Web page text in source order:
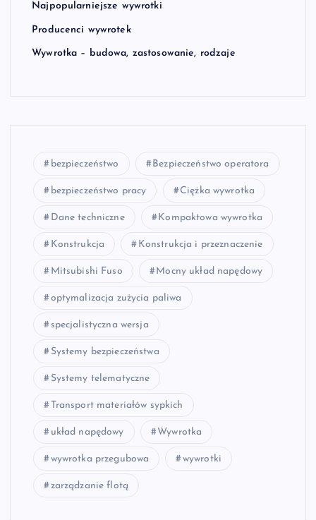
Najpopularniejsze wywrotki
Producenci wywrotek
Wywrotka – budowa, zastosowanie, rodzaje
bezpieczeństwo Bezpieczeństwo operatora
bezpieczeństwo pracy Ciężka wywrotka
Dane techniczne Kompaktowa wywrotka
Konstrukcja Konstrukcja i przeznaczenie
Mitsubishi Fuso Mocny układ napędowy
optymalizacja zużycia paliwa
specjalistyczna wersja
Systemy bezpieczeństwa
Systemy telematyczne
Transport materiałów sypkich
układ napędowy Wywrotka
wywrotka przegubowa wywrotki
zarządzanie flotą